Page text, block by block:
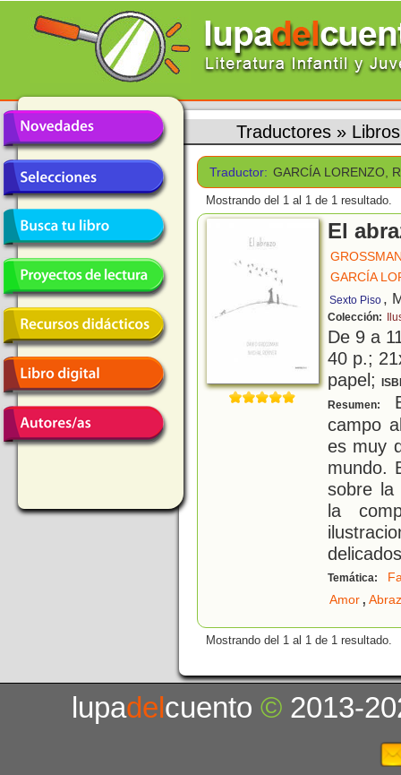
Traductores »
Traductor: GARCÍA LORENZO,
Mostrando del 1 al 1 de 1 resultado.
El
GARCÍA
Sexto Piso ,
Colección:
De 9 a
40 p.;
papel;
Resumen:
campo
es muy
mundo.
sobre la
la
Temática:
Amor,
Mostrando del 1 al 1 de 1 resultado.
lupadelcuento© 2013-